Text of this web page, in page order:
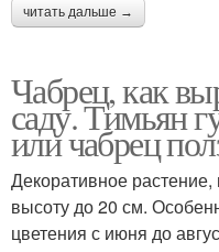
читать дальше →
Чабрец, как
саду. Тимьян
или чабрец
Декоративное растение,
высоту до 20 см.
цветения с июня до